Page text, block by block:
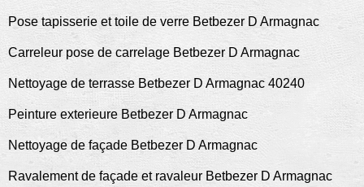
Pose tapisserie et toile de verre Betbezer D Armagnac
Carreleur pose de carrelage Betbezer D Armagnac
Nettoyage de terrasse Betbezer D Armagnac 40240
Peinture exterieure Betbezer D Armagnac
Nettoyage de façade Betbezer D Armagnac
Ravalement de façade et ravaleur Betbezer D Armagnac